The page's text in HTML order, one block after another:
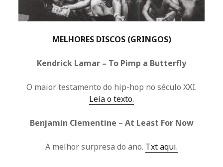
MELHORES DISCOS (GRINGOS)
Kendrick Lamar – To Pimp a Butterfly
O maior testamento do hip-hop no século XXI.
Leia o texto.
Benjamin Clementine – At Least For Now
A melhor surpresa do ano. Txt aqui.